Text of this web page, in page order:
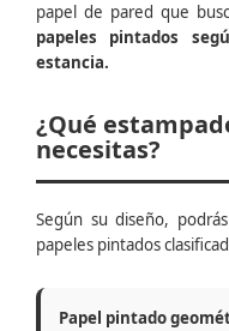
papel de pared que
papeles pintados
estancia.
¿Qué
necesitas?
Según su diseño,
papeles pintados
Papel pintado